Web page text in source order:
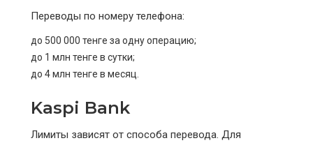
Переводы по номеру телефона:
до 500 000 тенге за одну операцию;
до 1 млн тенге в сутки;
до 4 млн тенге в месяц.
Kaspi Bank
Лимиты зависят от способа перевода. Для